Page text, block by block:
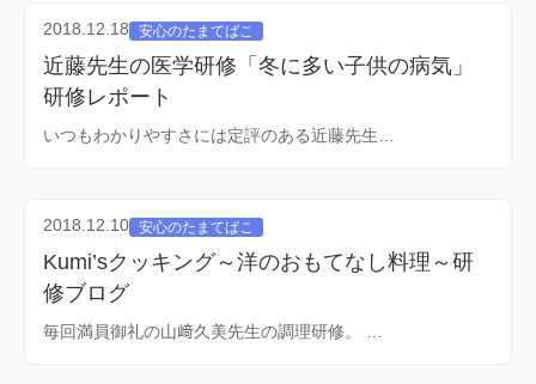
2018.12.18 安心のたまてばこ
近藤先生の医学研修「冬に多い子供の病気」
研修レポート
いつもわかりやすさには定評のある近藤先生…
2018.12.10 安心のたまてばこ
Kumi’sクッキング～洋のおもてなし料理～研
修ブログ
毎回満員御礼の山﨑久美先生の調理研修。 …